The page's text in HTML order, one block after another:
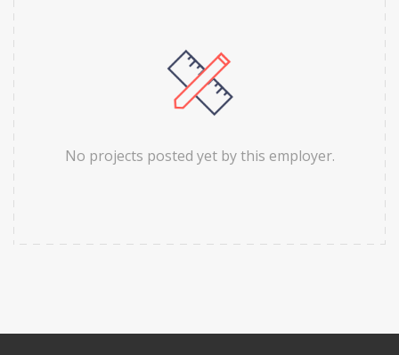
No projects posted yet by this employer.